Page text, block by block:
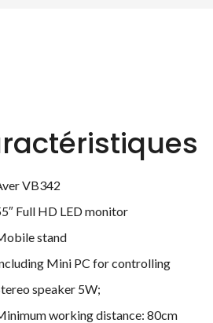
VB342
Full HD LED monitor
stand
Mini PC for controlling
speaker 5W;
working distance: 80cm